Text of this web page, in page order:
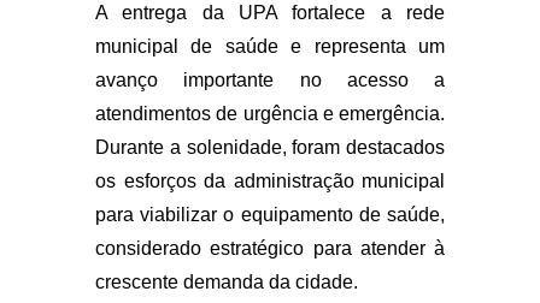
A entrega da UPA fortalece a rede
municipal de saúde e representa um
avanço importante no acesso a
atendimentos de urgência e emergência.
Durante a solenidade, foram destacados
os esforços da administração municipal
para viabilizar o equipamento de saúde,
considerado estratégico para atender à
crescente demanda da cidade.